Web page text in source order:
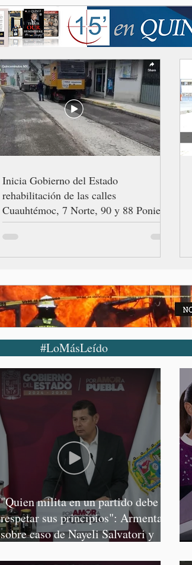
Inicia Gobierno del Estado
rehabilitación de las calles
Cuauhtémoc, 7 Norte, 90 y 88 Poniente
#LoMásLeído
"Quien milita en un partido debe
respetar sus principios": Armenta,
sobre caso de Nayeli Salvatori y